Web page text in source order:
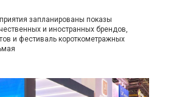
запланированы показы
и иностранных брендов,
и фестиваль короткометражных